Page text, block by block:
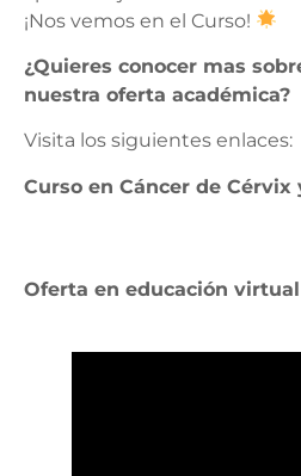
¡Nos vemos en el Curso!
¿Quieres conocer mas
nuestra oferta académica?
Visita los siguientes enlaces:
Curso en Cáncer de Cérvix
Oferta en educación virtual